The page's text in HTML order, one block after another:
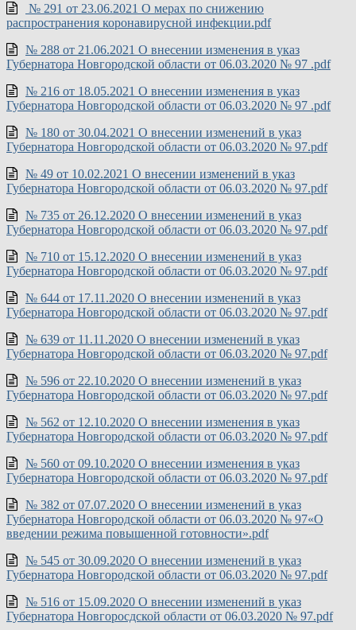
№ 291 от 23.06.2021 О мерах по снижению
распространения коронавирусной инфекции.pdf
№ 288 от 21.06.2021 О внесении изменения в указ
Губернатора Новгородской области от 06.03.2020 № 97 .pdf
№ 216 от 18.05.2021 О внесении изменения в указ
Губернатора Новгородской области от 06.03.2020 № 97 .pdf
№ 180 от 30.04.2021 О внесении изменений в указ
Губернатора Новгородской области от 06.03.2020 № 97.pdf
№ 49 от 10.02.2021 О внесении изменений в указ
Губернатора Новгородской области от 06.03.2020 № 97.pdf
№ 735 от 26.12.2020 О внесении изменений в указ
Губернатора Новгородской области от 06.03.2020 № 97.pdf
№ 710 от 15.12.2020 О внесении изменений в указ
Губернатора Новгородской области от 06.03.2020 № 97.pdf
№ 644 от 17.11.2020 О внесении изменений в указ
Губернатора Новгородской области от 06.03.2020 № 97.pdf
№ 639 от 11.11.2020 О внесении изменений в указ
Губернатора Новгородской области от 06.03.2020 № 97.pdf
№ 596 от 22.10.2020 О внесении изменений в указ
Губернатора Новгородской области от 06.03.2020 № 97.pdf
№ 562 от 12.10.2020 О внесении изменения в указ
Губернатора Новгородской области от 06.03.2020 № 97.pdf
№ 560 от 09.10.2020 О внесении изменения в указ
Губернатора Новгородской области от 06.03.2020 № 97.pdf
№ 382 от 07.07.2020 О внесении изменений в указ
Губернатора Новгородской области от 06.03.2020 № 97«О
введении режима повышенной готовности».pdf
№ 545 от 30.09.2020 О внесении изменений в указ
Губернатора Новгородской области от 06.03.2020 № 97.pdf
№ 516 от 15.09.2020 О внесении изменений в указ
Губернатора Новгоросдской области от 06.03.2020 № 97.pdf